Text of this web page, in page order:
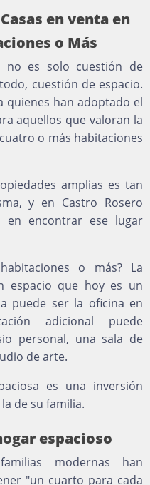
en venta en
o Más
no es solo cuestión de
cuestión de espacio.
quienes han adoptado el
aquellos que valoran la
o más habitaciones
amplias es tan
y en Castro Rosero
en encontrar ese lugar
o más? La
espacio que hoy es un
puede ser la oficina en
adicional puede
personal, una sala de
de arte.
es una inversión
de su familia.
espacioso
modernas han
"un cuarto para cada